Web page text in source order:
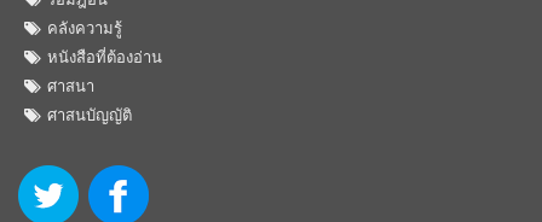
คลังความรู้
หนังสือที่ต้องอ่าน
ศาสนา
ศาสนบัญญัติ